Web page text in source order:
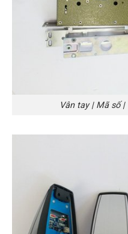
Vân tay | Mã số